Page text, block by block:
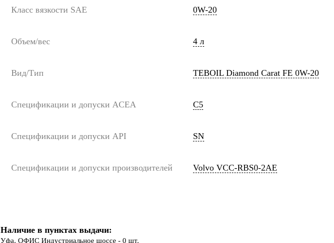
Класс вязкости SAE 0W-20
Объем/вес 4 л
Вид/Тип TEBOIL Diamond Carat FE 0W-20
Спецификации и допуски ACEA C5
Спецификации и допуски API SN
Спецификации и допуски производителей Volvo VCC-RBS0-2AE
Наличие в пунктах выдачи:
Уфа, ОФИС Индустриальное шоссе - 0 шт.